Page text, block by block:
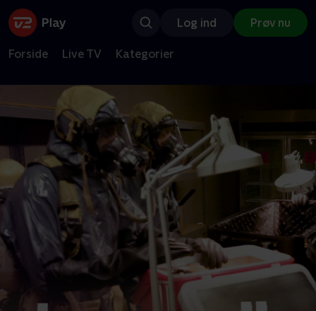
Log ind Prøv nu
Forside Live TV Kategorier